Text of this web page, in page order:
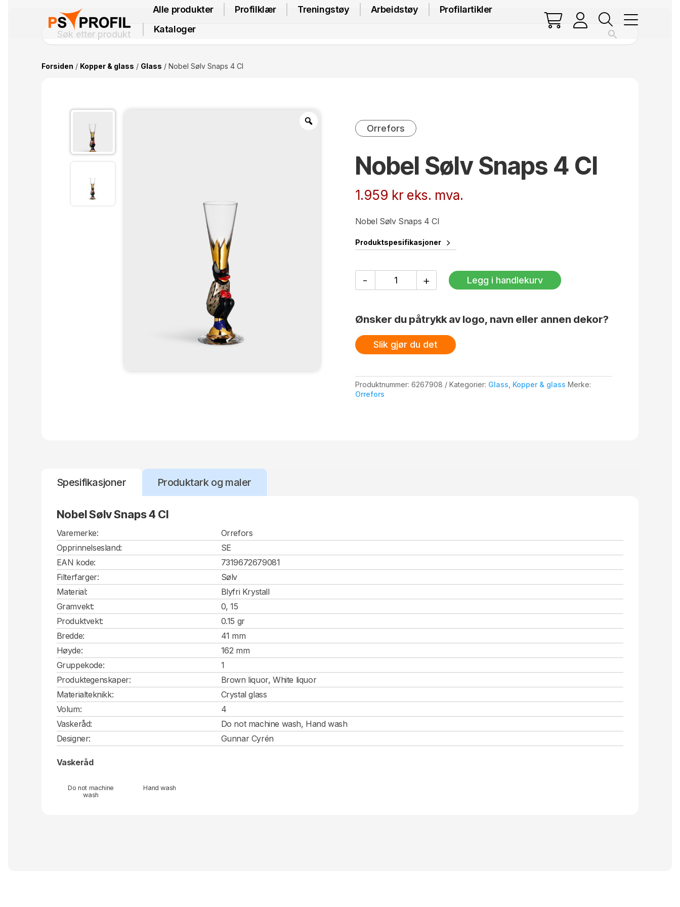
Alle produkter Profilklær Treningstøy Arbeidstøy
Profilartikler
Kataloger
Forsiden / Kopper & glass / Glass / Nobel Sølv Snaps 4 Cl
Orrefors
Nobel Sølv Snaps 4 Cl
1.959 kr eks. mva.
Nobel Sølv Snaps 4 Cl
Produktspesifikasjoner
-
Sølv
antall
+ Legg i handlekurv
Ønsker du påtrykk av logo, navn eller annen dekor?
Slik gjør du det
Produktnummer: 6267908 Kategorier: Glass Kopper & glass Merke:
Orrefors
Spesifikasjoner Produktark og maler
Nobel Sølv Snaps 4 Cl
Varemerke:
Orrefors
Opprinnelsesland:
SE
EAN kode:
7319672679081
Filterfarger:
Sølv
Material:
Blyfri Krystall
Gramvekt:
0, 15
Produktvekt:
0.15 gr
Bredde:
41 mm
Høyde:
162 mm
Gruppekode:
1
Produktegenskaper:
Brown liquor, White liquor
Materialteknikk:
Crystal glass
Volum:
4
Vaskeråd:
Do not machine wash, Hand wash
Designer:
Gunnar Cyrén
Vaskeråd
Do not machine
wash
Hand wash